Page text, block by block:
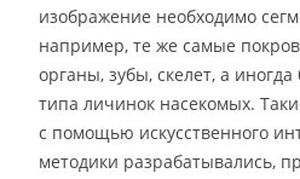
изображение необходимо
например, те же самые
органы, зубы, скелет, а
типа личинок насекомых.
с помощью искусственного
методики разрабатывались,